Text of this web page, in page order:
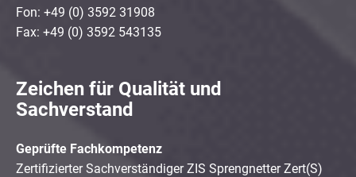
Fon: +49 (0) 3592 31908
Fax: +49 (0) 3592 543135
Zeichen für Qualität und
Sachverstand
Geprüfte Fachkompetenz
Zertifizierter Sachverständiger ZIS Sprengnetter Zert(S)